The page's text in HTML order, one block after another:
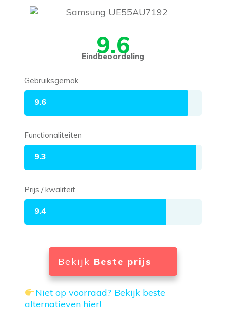
9.6
Eindbeoordeling
Gebruiksgemak
9.6
Functionaliteiten
9.3
Prijs / kwaliteit
9.4
Bekijk Beste prijs
Niet op voorraad? Bekijk beste
alternatieven hier!